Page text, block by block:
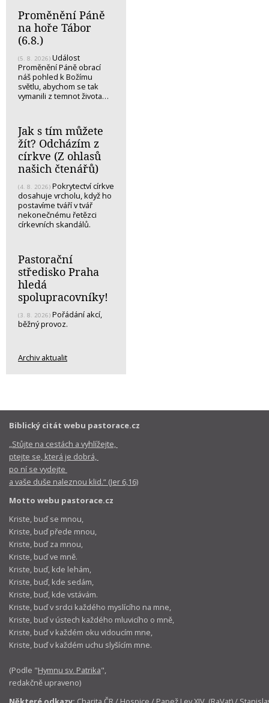
Proměnění Páně
na hoře Tábor
(6.8.)
(5. 8. 2026) Událost
Proměnění Páně obrací
náš pohled k Božímu
světlu, abychom se tak
vymanili z temnot života…
Jak s tím můžete
žít? Odcházím z
církve (Z ohlasů
našich čtenářů)
(4. 8. 2026) Pokrytectví církve
dosahuje vrcholu, když ho
postavíme tváří v tvář
nekonečnému řetězci
církevních skandálů.
Pastorační
středisko Praha
hledá
spolupracovníky!
(3. 8. 2026) Pořádání akcí,
běžný provoz.
Archiv aktualit
Biblický citát webu pastorace.cz
„Stůjte na cestách a vyhlížejte,
ptejte se, která je dobrá,
po ní se vydejte
a vaše duše naleznou klid.“ (Jer 6,16)
Motto webu pastorace.cz
Kriste, buď se mnou,
Kriste, buď přede mnou,
Kriste, buď za mnou,
Kriste, buď ve mně.
Kriste, buď, kde lehám,
Kriste, buď, kde sedám,
Kriste, buď, kde vstávám.
Kriste, buď v srdci každého myslícího na mne,
Kriste, buď v ústech každého mluvicího o mně,
Kriste, buď v každém oku vidoucím mne,
Kriste, buď v každém uchu slyšícím mne.
(Podle "Hymnu sv. Patrika",
redakčně upraveno)